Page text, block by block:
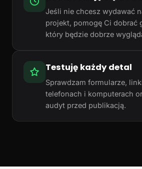
Jeśli nie chcesz wydawać
projekt, pomogę Ci dobrać
który będzie dobrze
Testuję każdy detal
Sprawdzam formularze,
telefonach i komputerach
audyt przed publikacją.